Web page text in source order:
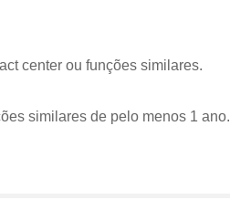
center ou funções similares.
similares de pelo menos 1 ano.